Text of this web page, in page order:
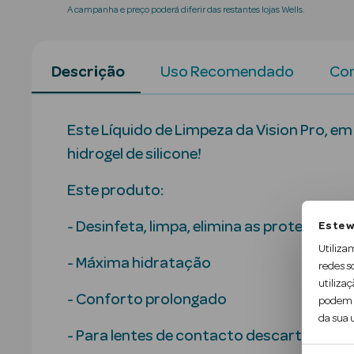
Este
redes
podem
da sua
A campanha e preço poderá diferir das restantes lojas Wells.
Descrição Uso Recomendado
Este Líquido de Limpeza da Vision Pro,
hidrogel de silicone!
Este produto:
- Desinfeta, limpa, elimina as proteínas,
- Máxima hidratação
- Conforto prolongado
- Para lentes de contacto descartáveis,